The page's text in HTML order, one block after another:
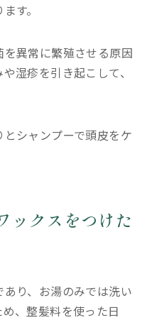
す。
異常に繁殖させる原因
湿疹を引き起こして、
シャンプーで頭皮をケ
ックスをつけた
り、お湯のみでは洗い
、整髪料を使った日